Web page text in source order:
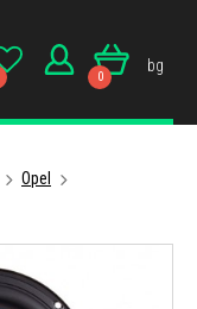
0
bg
Opel